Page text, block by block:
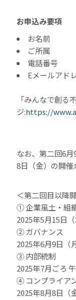
お申込み要項
お名前
ご所属
電話番号
Eメールアド
「みんなで創る
ジ:https://
なお、第二回6
8日（金）の開催
＜第二回目以降
① 企業風土・組
2025年5月15日
② ガバナンス
2025年6月9日
③ 内部統制
2025年7月ごろ
④ コンプライア
2025年8月8日